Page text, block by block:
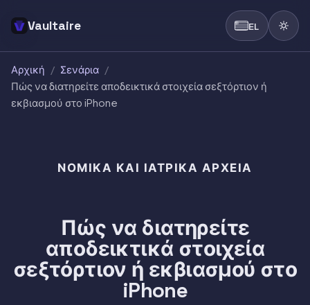
Vaultaire EL
Αρχική / Σενάρια /
Πώς να διατηρείτε αποδεικτικά στοιχεία σεξτόρτιον ή
εκβιασμού στο iPhone
ΝΟΜΙΚΆ ΚΑΙ ΙΑΤΡΙΚΆ ΑΡΧΕΊΑ
Πώς να διατηρείτε
αποδεικτικά στοιχεία
σεξτόρτιον ή εκβιασμού στο
iPhone